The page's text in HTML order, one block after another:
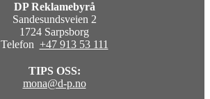
DP Reklamebyrå
Sandesundsveien 2
1724 Sarpsborg
Telefon +47 913 53 111
TIPS OSS:
mona@d-p.no